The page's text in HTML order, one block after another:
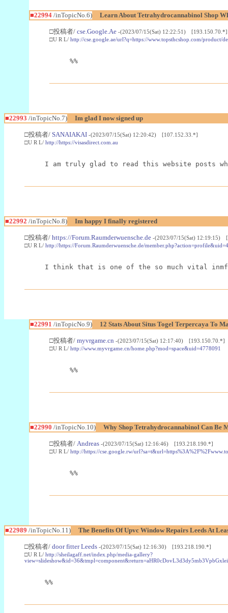
■22994/inTopicNo.6) Learn About Tetrahydrocannabinol Shop
□投稿者/ cse.Google.Ae -(2023/07/15(Sat) 12:22:51) [193.150.70.*]
□U R L/ http://cse.google.ae/url?q=https://www.topsthcshop.com/
%%
■22993 /inTopicNo.7) Im glad I now signed up
□投稿者/ SANAIAKAI -(2023/07/15(Sat) 12:20:42) [107.152.33.*]
□U R L/ http://https://visasdirect.com.au
I am truly glad to read this website posts
■22992 /inTopicNo.8) Im happy I finally registered
□投稿者/ https://Forum.Raumderwuensche.de -(2023/07/15(Sat) 12:19:15)
□U R L/ http://https://Forum.Raumderwuensche.de/
I think that is one of the so much vital
■22991 /inTopicNo.9) 12 Stats About Situs Togel Terpercaya To
□投稿者/ myvrgame.cn -(2023/07/15(Sat) 12:17:40) [193.150.70.*]
□U R L/ http://www.myvrgame.cn/home.php?mod=space&uid=4778091
%%
■22990 /inTopicNo.10) Why Shop Tetrahydrocannabinol Can Be
□投稿者/ Andreas -(2023/07/15(Sat) 12:16:46) [193.218.190.*]
□U R L/ http://https://cse.google.rw/
%%
■22989 /inTopicNo.11) The Benefits Of Upvc Window Repairs Leeds At
□投稿者/ door fitter Leeds -(2023/07/15(Sat) 12:16:30) [193.218.190.*]
□U R L/ http://sheilagaff.net/index.php/media-gallery?
%%